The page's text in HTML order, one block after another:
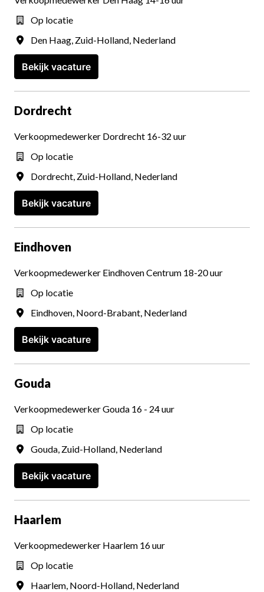
Op locatie
Den Haag, Zuid-Holland, Nederland
Bekijk vacature
Dordrecht
Verkoopmedewerker Dordrecht 16-32 uur
Op locatie
Dordrecht, Zuid-Holland, Nederland
Bekijk vacature
Eindhoven
Verkoopmedewerker Eindhoven Centrum 18-20 uur
Op locatie
Eindhoven, Noord-Brabant, Nederland
Bekijk vacature
Gouda
Verkoopmedewerker Gouda 16 - 24 uur
Op locatie
Gouda, Zuid-Holland, Nederland
Bekijk vacature
Haarlem
Verkoopmedewerker Haarlem 16 uur
Op locatie
Haarlem, Noord-Holland, Nederland